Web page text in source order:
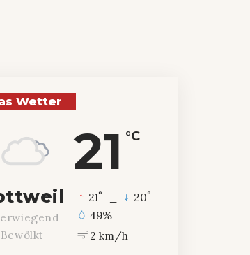
Wetter
21 °C
Bewölkt
21° 20°
49%
2 km/h